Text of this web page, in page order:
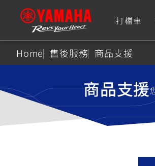
打檔車
Super
YZF-
TMAX
追蹤愛車
Home 售後服務 商品支援
商品支援